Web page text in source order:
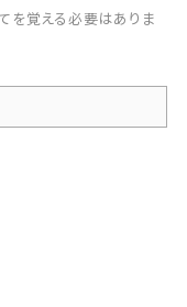
を覚える必要はありま